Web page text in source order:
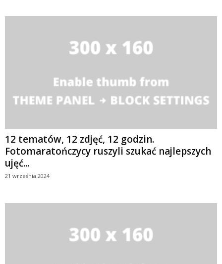
12 tematów, 12 zdjęć, 12 godzin.
Fotomaratończycy ruszyli szukać najlepszych
ujęć...
21 września 2024